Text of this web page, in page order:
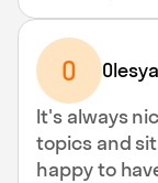
O Olesya
It's always
topics and
happy to